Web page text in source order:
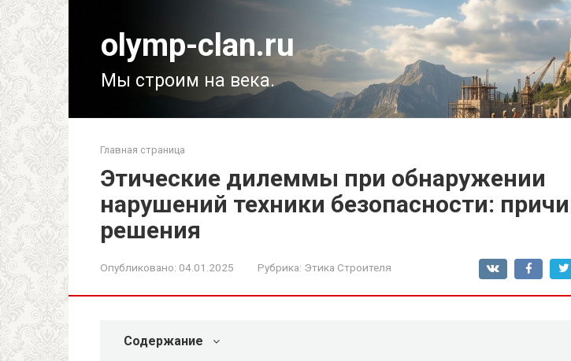
olymp-clan.ru
Мы строим на века.
Главная страница
Этические дилеммы при обнаружении
нарушений техники безопасности:
решения
Опубликовано: 04.01.2025 Рубрика: Этика Строителя
Содержание